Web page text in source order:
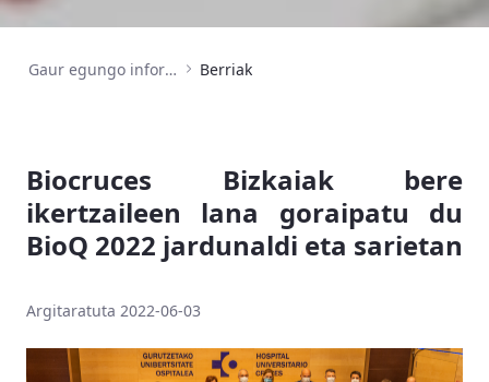
Gaur egungo informazioa Berriak
Biocruces Bizkaiak bere
ikertzaileen lana goraipatu du
BioQ 2022 jardunaldi eta sarietan
Argitaratuta 2022-06-03